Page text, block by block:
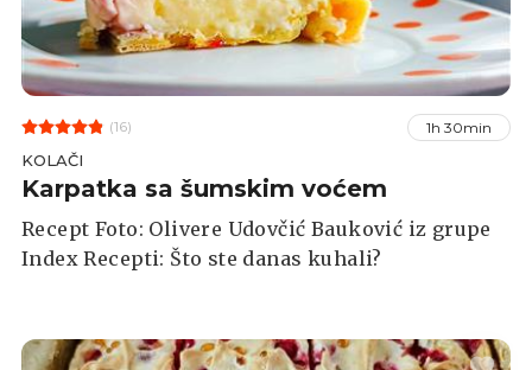
(16) 1h 30min
KOLAČI
Karpatka sa šumskim voćem
Recept Foto: Olivere Udovčić Bauković iz grupe
Index Recepti: Što ste danas kuhali?